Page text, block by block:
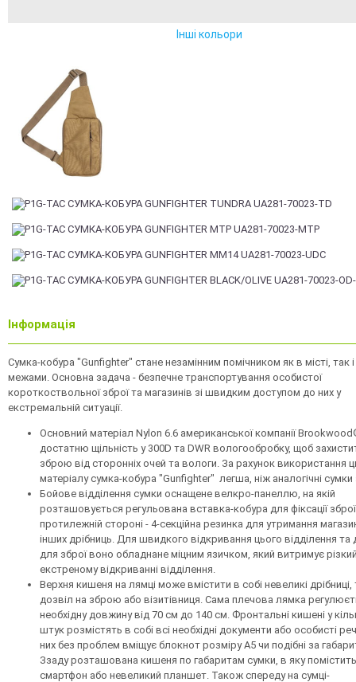
Інші кольори
Інформація
Сумка-кобура "Gunfighter" стане незамінним помічником як в місті, так
межами. Основна задача - безпечне транспортування особистої
короткоствольної зброї та магазинів зі швидким доступом до них у
екстремальній ситуації.
Основний матеріал Nylon 6.6 американської компанії
достатню щільність у 300D та DWR вологообробку, щоб
зброю від сторонніх очей та вологи. За рахунок використання
матеріалу сумка-кобура "Gunfighter" легша, ніж аналогічні
Бойове відділення сумки оснащене велкро-панеллю, на якій
розташовується регульована вставка-кобура для фіксації
протилежній стороні - 4-секційна резинка для утримання
інших дрібниць. Для швидкого відкривання цього відділення та
для зброї воно обладнане міцним язичком, який витримує
екстреному відкриванні відділення.
Верхня кишеня на лямці може вмістити в собі невеликі дрібниці,
дозвіл на зброю або візитівниця. Сама плечова лямка
необхідну довжину від 70 см до 140 см. Фронтальні кишені у
штук розмістять в собі всі необхідні документи або особисті
них без проблем вміщує блокнот розміру А5 чи подібні за
Ззаду розташована кишеня по габаритам сумки, в яку
смартфон або невеликий планшет. Також спереду на сумці-